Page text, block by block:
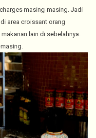
masing-masing. Jadi
area croissant orang
lain di sebelahnya.